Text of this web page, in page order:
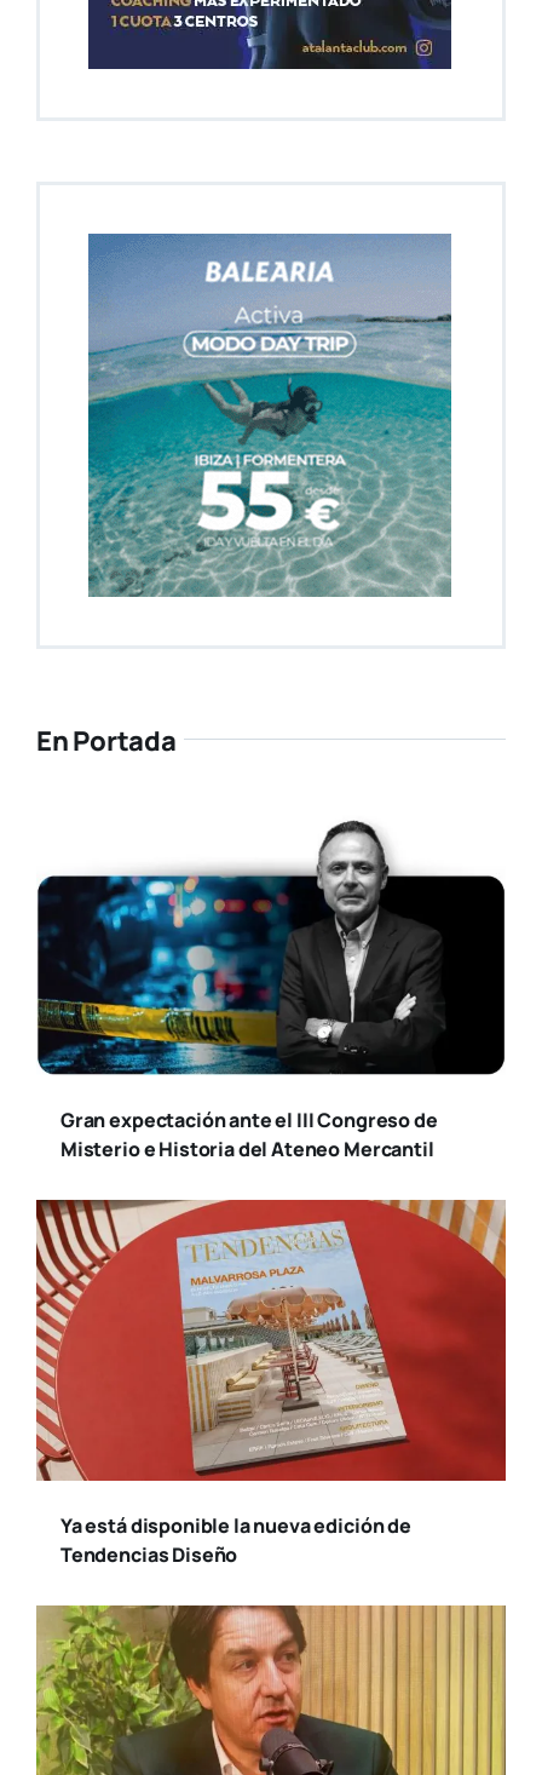
En Portada
Gran expectación ante el III Congreso de
Misterio e Historia del Ateneo Mercantil
Ya está disponible la nueva edición de
Tendencias Diseño